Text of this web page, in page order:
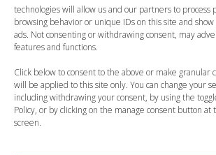
technologies will allow us and our partners to process
browsing behavior or unique IDs on this site and
ads. Not consenting or withdrawing consent, may
features and functions.
Click below to consent to the above or make granular
will be applied to this site only. You can change your
including withdrawing your consent, by using the
Policy, or by clicking on the manage consent button at
screen.
topi in classe a
Palermo
infanzia, il
italiano
Esselunga al fianco
delle scuole con una
Sisma, libri